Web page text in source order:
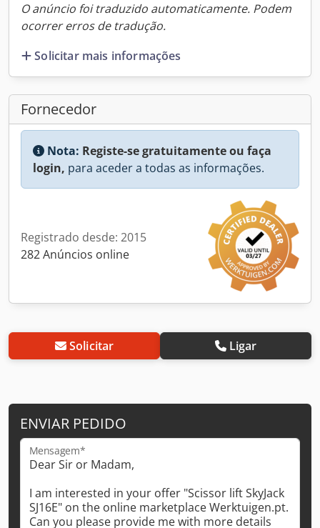
O anúncio foi traduzido automaticamente. Podem
ocorrer erros de tradução.
Solicitar mais informações
Fornecedor
Nota: Registe-se gratuitamente ou faça
login, para aceder a todas as informações.
Registrado desde: 2015
282 Anúncios online
Solicitar Ligar
ENVIAR PEDIDO
Mensagem*